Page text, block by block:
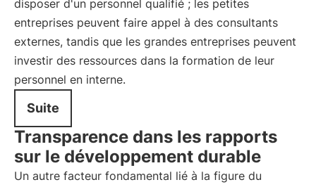
disposer d'un personnel qualifié ; les petites
entreprises peuvent faire appel à des consultants
externes, tandis que les grandes entreprises peuvent
investir des ressources dans la formation de leur
personnel en interne.
Suite
Transparence dans les rapports
sur le développement durable
Un autre facteur fondamental lié à la figure du